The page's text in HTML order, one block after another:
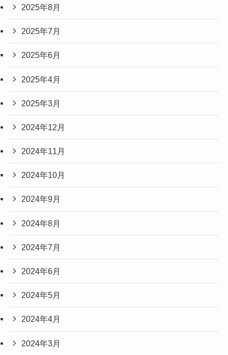
2025年8月
2025年7月
2025年6月
2025年4月
2025年3月
2024年12月
2024年11月
2024年10月
2024年9月
2024年8月
2024年7月
2024年6月
2024年5月
2024年4月
2024年3月